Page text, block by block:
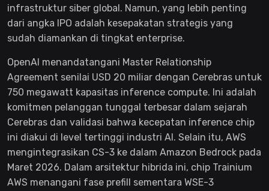
infrastruktur siber global. Namun, yang lebih penting
dari angka IPO adalah kesepakatan strategis yang
sudah diamankan di tingkat enterprise.
OpenAI menandatangani Master Relationship
Agreement senilai USD 20 miliar dengan Cerebras untuk
750 megawatt kapasitas inference compute. Ini adalah
komitmen pelanggan tunggal terbesar dalam sejarah
Cerebras dan validasi bahwa kecepatan inference chip
ini diakui di level tertinggi industri AI. Selain itu, AWS
mengintegrasikan CS-3 ke dalam Amazon Bedrock pada
Maret 2026. Dalam arsitektur hibrida ini, chip Trainium
AWS menangani fase prefill sementara WSE-3